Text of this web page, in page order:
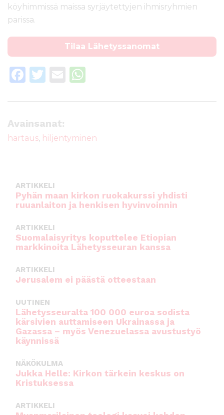
köyhimmissä maissa syrjäytettyjen ihmisryhmien
parissa.
Tilaa Lähetyssanomat
F
e
b
k
T
te
r
E
A
Avainsanat:
hartaus, hiljentyminen
ARTIKKELI
Pyhän maan kirkon ruokakurssi yhdisti
ruuanlaiton ja henkisen hyvinvoinnin
ARTIKKELI
Suomalaisyritys koputtelee Etiopian
markkinoita Lähetysseuran kanssa
ARTIKKELI
Jerusalem ei päästä otteestaan
UUTINEN
Lähetysseuralta 100 000 euroa sodista
kärsivien auttamiseen Ukrainassa ja
Gazassa – myös Venezuelassa avustustyö
käynnissä
NÄKÖKULMA
Jukka Helle: Kirkon tärkein keskus on
Kristuksessa
ARTIKKELI